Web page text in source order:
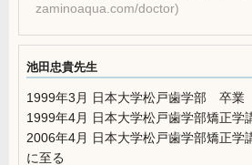
zaminoaqua.com/doctor)
池田忠貴先生
1999年3月 日本大学松戸歯学部 卒業
1999年4月 日本大学松戸歯学部矯正
2006年4月 日本大学松戸歯学部矯正
に至る